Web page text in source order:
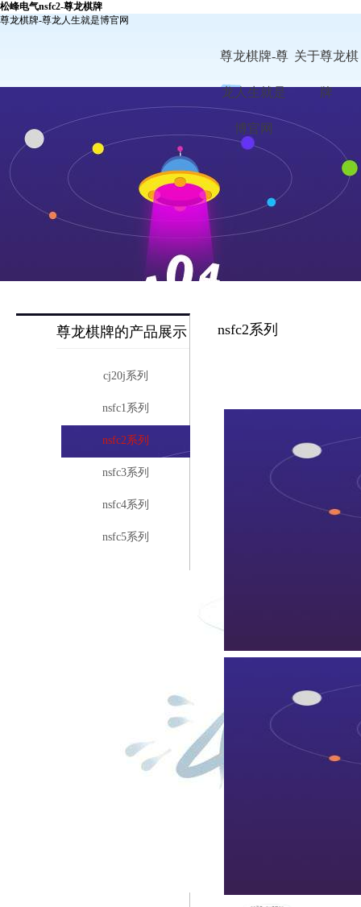
松峰电气nsfc2-尊龙棋牌
尊龙棋牌-尊龙人生就是博官网
尊龙棋牌-尊
龙人生就是
博官网
关于尊龙棋
牌
尊龙棋牌的产品展示
cj20j系列
nsfc1系列
nsfc2系列
nsfc3系列
nsfc4系列
nsfc5系列
nsfc2系列